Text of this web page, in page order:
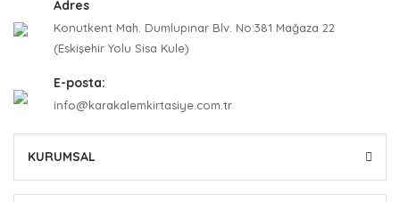
Adres
Konutkent Mah. Dumlupınar Blv. No:381 Mağaza 22
(Eskişehir Yolu Sisa Kule)
E-posta:
info@karakalemkirtasiye.com.tr
KURUMSAL